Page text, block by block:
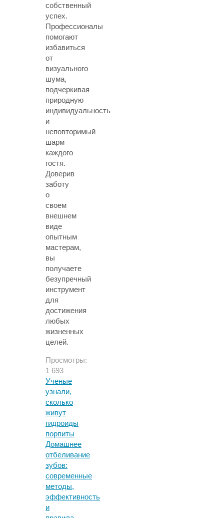
собственный
успех.
Профессионалы
помогают
избавиться
от
визуального
шума,
подчеркивая
природную
индивидуальность
и
неповторимый
шарм
каждого
гостя.
Доверив
заботу
о
своем
внешнем
виде
опытным
мастерам,
вы
получаете
безупречный
инструмент
для
достижения
любых
жизненных
целей.
Просмотры:
1 693
Ученые
узнали,
сколько
живут
гидроиды
порпиты
Домашнее
отбеливание
зубов:
современные
методы,
эффективность
и